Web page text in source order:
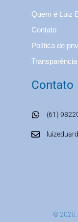
Quem é Luiz
Contato
Política de
Transparência
Contato
(61)
© 2025.